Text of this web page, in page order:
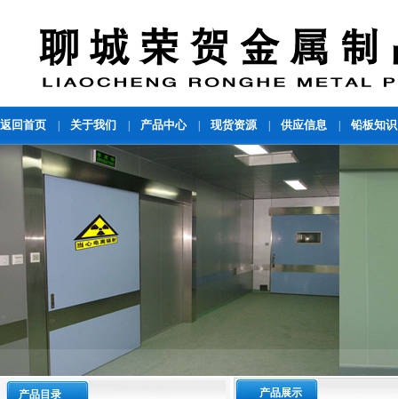
返回首页 关于我们 产品中心 现货资源 供应信息 铅板知识
产品目录
产品展示